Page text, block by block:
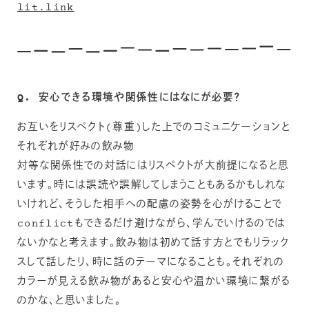
lit.link
Q. 安心できる環境や関係性にはなにが必要？
お互いをリスペクト(尊重)した上でのコミュニケーションと
それぞれが好みの飲み物
対等な関係性での対話にはリスペクトが大前提になると思
います。時には誤読や誤解してしまうこともあるかもしれな
いけれど、そうした相手への配慮の姿勢を心がけることで
conflictもできるだけ避けながら、学んでいけるのでは
ないかなと考えます。飲み物は初めて話す方とでもリラック
スして話したり、時に話のテーマになることも。それぞれの
カラーが見える飲み物があると安心や温かい環境に繋がる
のかな、と思いました。